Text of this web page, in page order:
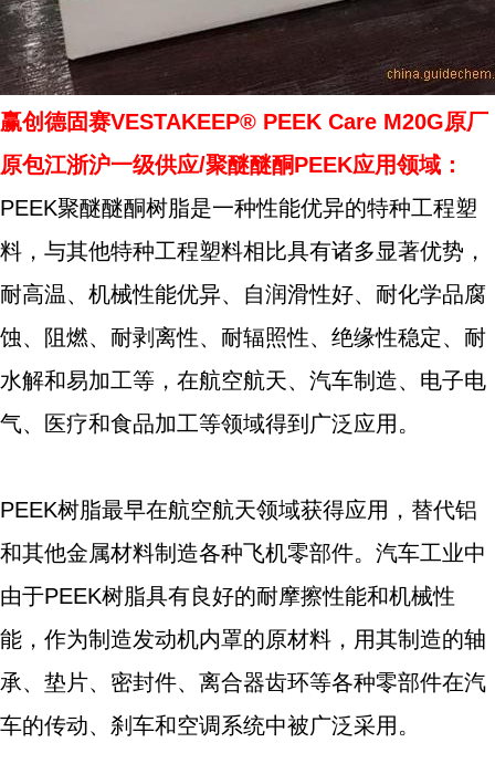
赢创德固赛VESTAKEEP® PEEK Care M20G原厂
原包江浙沪一级供应/聚醚醚酮PEEK应用领域：
PEEK聚醚醚酮树脂是一种性能优异的特种工程塑
料，与其他特种工程塑料相比具有诸多显著优势，
耐高温、机械性能优异、自润滑性好、耐化学品腐
蚀、阻燃、耐剥离性、耐辐照性、绝缘性稳定、耐
水解和易加工等，在航空航天、汽车制造、电子电
气、医疗和食品加工等领域得到广泛应用。
PEEK树脂最早在航空航天领域获得应用，替代铝
和其他金属材料制造各种飞机零部件。汽车工业中
由于PEEK树脂具有良好的耐摩擦性能和机械性
能，作为制造发动机内罩的原材料，用其制造的轴
承、垫片、密封件、离合器齿环等各种零部件在汽
车的传动、刹车和空调系统中被广泛采用。